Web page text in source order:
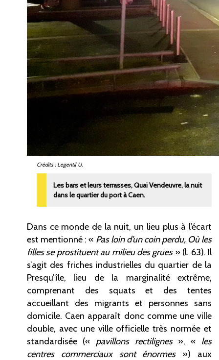
Crédits : Legentil U.
Les bars et leurs terrasses, Quai Vendeuvre, la nuit
dans le quartier du port à Caen.
Dans ce monde de la nuit, un lieu plus à l’écart
est mentionné : « Pas loin d’un coin perdu, Où les
filles se prostituent au milieu des grues » (l. 63). Il
s’agit des friches industrielles du quartier de la
Presqu’île, lieu de la marginalité extrême,
comprenant des squats et des tentes
accueillant des migrants et personnes sans
domicile. Caen apparaît donc comme une ville
double, avec une ville officielle très normée et
standardisée (« pavillons rectilignes », « les
centres commerciaux sont énormes
») aux